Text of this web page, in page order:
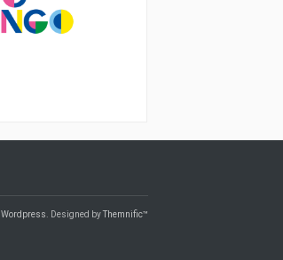
Wordpress . Designed byThemnific™